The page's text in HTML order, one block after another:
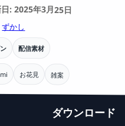
: 2025年3月25日
ずかし
配信素材
お花見 雑案
ダウンロード